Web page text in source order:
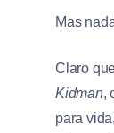
Mas
Claro
Kidman,
para